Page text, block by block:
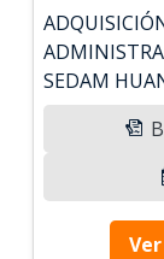
SEDAM